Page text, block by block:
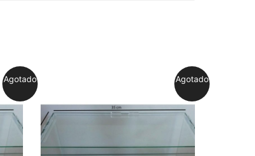
Agotado Agotado